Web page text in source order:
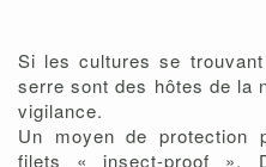
Si les cultures se
serre sont des hôtes de la
vigilance.
Un moyen de protection
filets « insect-proof ».